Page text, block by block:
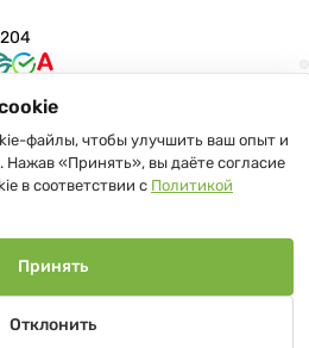
мебель с оперативной доставкой по
Минск, ул. Платонова, 22, пом.
2013 г. Регистрация №191081534,
телефон +375 (17) 361-10-80,
10-00, e-mail: info@danko.by
Первомайского района
Начальник отдела: Жакович Юлия
файлы, чтобы улучшить ваш опыт и
Нажав «Принять», вы даёте согласие
в соответствии с Политикой
Отклонить
Принять